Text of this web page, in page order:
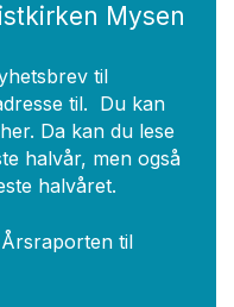
Mysen
til
til. Du kan
Da kan du lese
halvår, men også
halvåret.
til